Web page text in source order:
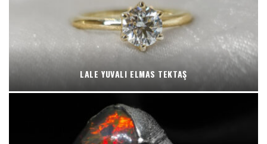
LALE YUVALI ELMAS TEKTAŞ